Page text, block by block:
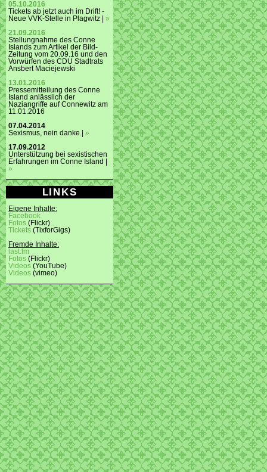
05.10.2016
Tickets ab jetzt auch im Drift! -
Neue VVK-Stelle in Plagwitz | »
21.09.2016
Stellungnahme des Conne
Islands zum Artikel der Bild-
Zeitung vom 20.09.16 und den
Vorwürfen des CDU Stadtrats
Ansbert Maciejewski
13.01.2016
Pressemitteilung des Conne
Island anlässlich der
Naziangriffe auf Connewitz am
11.01.2016
07.04.2014
Sexismus, nein danke | »
17.09.2012
Unterstützung bei sexistischen
Erfahrungen im Conne Island |
»
LINKS
Eigene Inhalte:
Facebook
Fotos (Flickr)
Tickets (TixforGigs)
Fremde Inhalte:
last.fm
Fotos (Flickr)
Videos (YouTube)
Videos (vimeo)